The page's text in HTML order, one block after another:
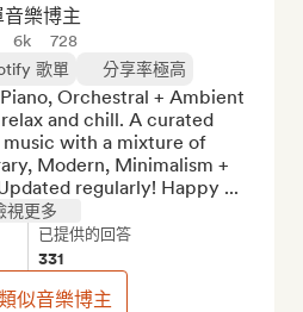
音樂博主
6k
728
歌單
分享率極高
Orchestral + Ambient
and chill. A curated
with a mixture of
Modern, Minimalism +
regularly! Happy ...
視更多
已提供的回答
331
似音樂博主